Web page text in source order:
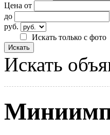
Цена от
до
руб.
Искать только с фото
Искать